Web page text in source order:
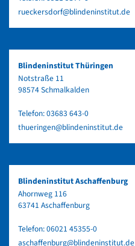
rueckersdorf@blindeninstitut.de
Blindeninstitut Thüringen
Notstraße 11
98574 Schmalkalden
Telefon:03683 643-0
thueringen@blindeninstitut.de
Blindeninstitut Aschaffenburg
Ahornweg 116
63741 Aschaffenburg
Telefon:06021 45355-0
aschaffenburg@blindeninstitut.de